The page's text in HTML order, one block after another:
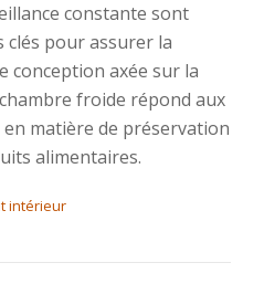
constante sont
clés pour assurer la
conception axée sur la
froide répond aux
matière de préservation
alimentaires.
intérieur